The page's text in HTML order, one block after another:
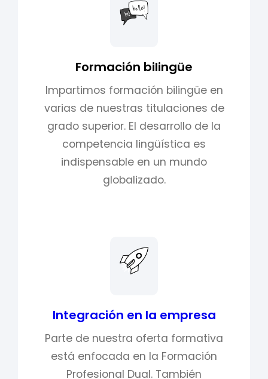
Formación bilingüe
Impartimos formación bilingüe en
varias de nuestras titulaciones de
grado superior. El desarrollo de la
competencia lingüística es
indispensable en un mundo
globalizado.
Integración en la empresa
Parte de nuestra oferta formativa
está enfocada en la Formación
Profesional Dual. También